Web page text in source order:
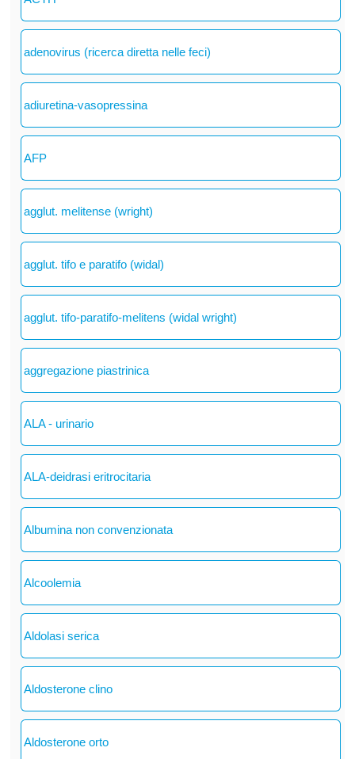
adenovirus (ricerca diretta nelle feci)
adiuretina-vasopressina
AFP
agglut. melitense (wright)
agglut. tifo e paratifo (widal)
agglut. tifo-paratifo-melitens (widal wright)
aggregazione piastrinica
ALA - urinario
ALA-deidrasi eritrocitaria
Albumina non convenzionata
Alcoolemia
Aldolasi serica
Aldosterone clino
Aldosterone orto